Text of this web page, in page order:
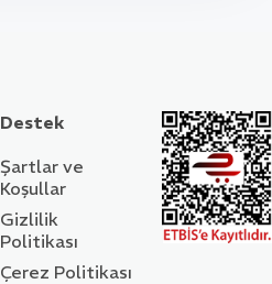
Destek
Şartlar ve
Koşullar
Gizlilik
Politikası
Çerez Politikası